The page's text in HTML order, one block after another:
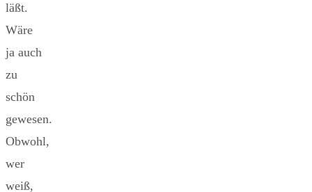
läßt.
Wäre
ja auch
zu
schön
gewesen.
Obwohl,
wer
weiß,